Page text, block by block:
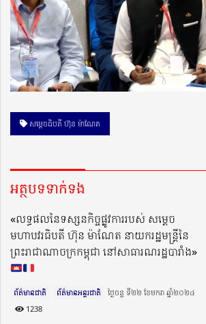
សម្ដេចធិបតី ហ៊ុន ម៉ាណែត
អត្ថបទទាក់ទង
«លទ្ធផលនៃទស្សនកិច្ចផ្លូវការរបស់ សម្ដេច
មហាបវរធិបតី ហ៊ុន ម៉ាណែត នាយករដ្ឋមន្រ្ដីនៃ
ព្រះរាជាណាចក្រកម្ពុជា នៅសាធារណរដ្ឋបារាំង»
ព័ត៌មានជាតិ ព័ត៌មានអន្តរជាតិ
ថ្ងៃចន្ទ ទី២២ ខែមករា ឆ្នាំ២០២៤​
1238